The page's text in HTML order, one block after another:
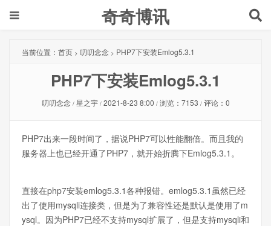
奇奇博讯
当前位置： 首页 > 叨叨念念 > PHP7下安装Emlog5.3.1
PHP7下安装Emlog5.3.1
叨叨念念 / 星之宇 / 2021-8-23 8:00 / 浏览：7153 / 评论：0
PHP7出来一段时间了，据说PHP7可以性能翻倍。而且我的
服务器上也已经开通了PHP7，就开始折腾下Emlog5.3.1。
直接在php7安装emlog5.3.1各种报错。emlog5.3.1虽然已经
出了使用mysqli连接类，但是为了兼容性还是默认是使用了m
ysql。因为PHP7已经不支持mysql扩展了，但是支持mysqli和